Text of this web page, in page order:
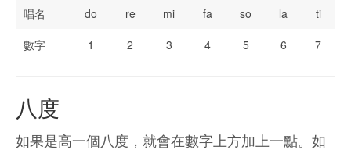
唱名
do re mi fa so la
ti
數字
1 2 3 4 5 6 7
八度
如果是高一個八度，就會在數字上方加上一點。如